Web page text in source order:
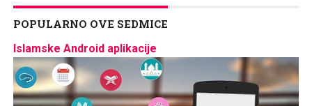
POPULARNO OVE SEDMICE
Islamske Android aplikacije